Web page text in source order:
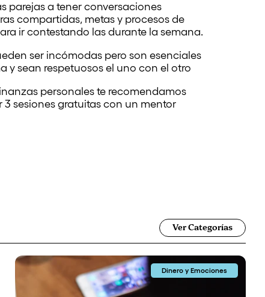
parejas a tener conversaciones
compartidas, metas y procesos de
ir contestando las durante la semana.
ser incómodas pero son esenciales
y sean respetuosos el uno con el otro
personales te recomendamos
sesiones gratuitas con un mentor
Ver Categorías
Dinero y Emociones